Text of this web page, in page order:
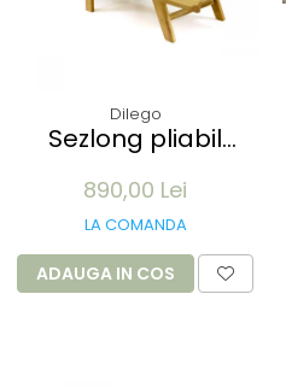
Dilego
Sezlong pliabil
TEAK 200x57x34 cm
- pliabil cu roti
890,00 Lei
LA COMANDA
ADAUGA IN COS